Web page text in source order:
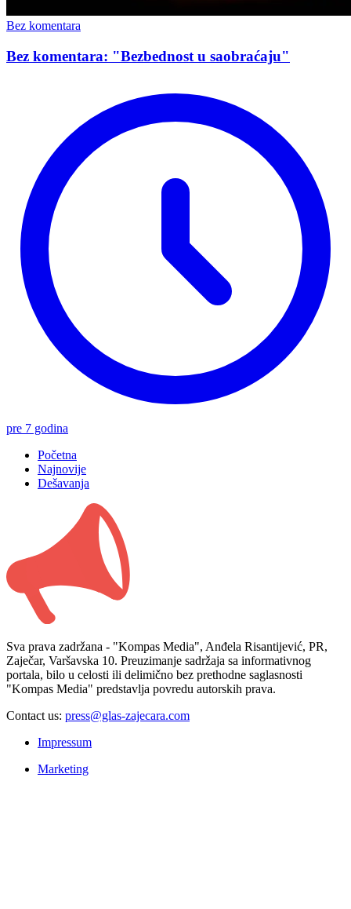
Bez komentara
Bez komentara: "Bezbednost u saobraćaju"
pre 7 godina
Početna
Najnovije
Dešavanja
Sva prava zadržana - "Kompas Media", Anđela Risantijević, PR,
Zaječar, Varšavska 10. Preuzimanje sadržaja sa informativnog
portala, bilo u celosti ili delimično bez prethodne saglasnosti
"Kompas Media" predstavlja povredu autorskih prava.
Contact us: press@glas-zajecara.com
Impressum
Marketing